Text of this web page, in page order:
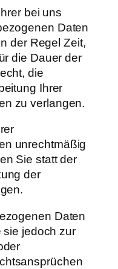
bei uns
Daten
der Regel Zeit,
die Dauer der
die
Ihrer
zu verlangen.
unrechtmäßig
Sie statt der
der
Daten
sie jedoch zur